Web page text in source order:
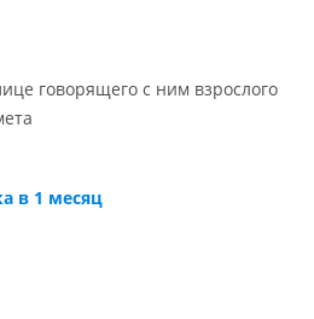
говорящего с ним взрослого
в 1 месяц